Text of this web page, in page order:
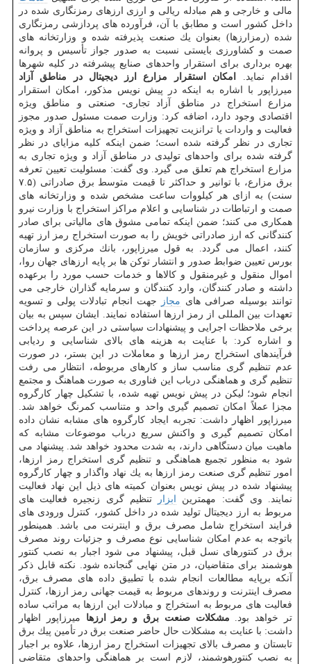
مالی و خارجی و هم مبادله ریالی و ارزی ارزهای رمزنگاری شده در
داخل كشور است و مطابق با آن، فرآورده های پردازشی رمزنگاری
شده (رمزارزها) بعنوان یك صنعت پذیرفته شده و وزارتخانه های
صمت و كشاورزی بایستی نسبت به صدور جواز تأسیس و پروانه
بهره برداری برای استقرار واحدهای صنایع پیشرفته در كلیه شهرها
اقدام نماید.
امكان استقرار مزارع ارز دیجیتال در مناطق آزاد
میرزاپور با اشاره به اینكه در پیش نویس مذكور، امكان استقرار
مزارع استخراج در مناطق آزاد تجاری- صنعتی و مناطق ویژه
اقتصادی وجود دارد، اضافه كرد: وزارت صمت مسئول صدور مجوز
فعالیت و واردات یا ترانزیت تجهیزات استخراج به مناطق آزاد و ویژه
تجاری در نظر گرفته شده است؛ ضمن اینكه كلیه مزایای در نظر
گرفته شده برای واحدهای تولیدی در مناطق آزاد و ویژه تجاری به
مزارع استخراج هم تعلق می گیرد. وی گفت: مسئولیت تعیین تعرفه
برق مزارع، با توانیر و حداكثر تا قیمت متوسط برق صادراتی (۷.۵
سنت) به ازای هر كیلووات ساعت مشخص شده و وزارتخانه های
صمت و ارتباطات در شناسایی و اعلام مراكز استخراج با وزارت نیرو
همكاری می كنند؛ ضمن اینكه تمامی مشوق های مالیاتی برای صادر
كنندگانی كه ارز صادراتی خویش را به صورت استخراج رمز ارز تهیه
كنند، اعمال می گردد. به قول میرزاپور، بانك مركزی و سازمان
بورس تعیین ضوابط صدور و انتشار توكن ها بر پایه ارزهای جهان روا،
اموال منقول و غیرمنقول و كالاها و خدمات حسب مورد را برعهده
داشته و صادر كنندگان، وارد كنندگان و سرمایه گذاران خارجی می
توانند بوسیله صرافی های مجاز
جهت انجام تبادلات پولی و تسویه
تعهدات بین المللی از رمز ارزها استفاده نمایند. ایشان سپس به بیان
برخی ملاحظات اجرایی و پیشنهادات سیاستی در این عرصه پرداخت
و اشاره كرد: با عنایت به هزینه های بالای شناسایی و ردیابی
فرآیندهای استخراج رمز ارزها و معاملات در این بستر، در صورت
عدم تنظیم گری مناسب ساز و كارهای مربوطه، انتظار می رفت
تنظیم گری و هماهنگی درباب این فناوری به صورت هماهنگ و مجتمع
انجام شود؛ لیكن در پیش نویس تهیه شده، با تشكیل چهار كارگروه
مجزا عملاً امكان تصمیم گیری واحد و متناسب كمرنگ خواهد شد.
میرزاپور اظهار داشت: تجربه ایجاد كارگروه های مشابه نشان داده
امكان تصمیم گیری و واكنش سریع درباب موضوعات مشابه كه
ماهیت میان دستگاهی دارند، به شدت محدود خواهد شد. پیشنهاد می
شود به منظور تجمیع هماهنگی و تنظیم گری استخراج رمز ارزها،
امور تنظیم گری صنعت رمز ارزها به یك نهاد واگذار و چهار كارگروه
پیشنهاد شده در پیش نویس بعنوان كمیته های ذیل این نهاد فعالیت
نمایند. وی گفت: مهمترین
ابزار
تنظیم گری زنجیره فعالیت های
مربوط به ارز دیجیتال تولید شده در داخل كشور، كنترل ورودی های
فرایند استخراج شامل مصرف برق و اینترنت می باشد. همینطور
باتوجه به عدم امكان شناسایی نوع مصرف و جزئیات روند مصرف
برق در كنتورهای نسل قبل، پیشنهاد می شود اجبار به نصب كنتور
هوشمند برای متقاضیان، در متن نهایی گنجانده شود. نكته قابل ذكر
آنكه برپایه مطالعات انجام شده با تطبیق داده های مصرف برق،
مصرف اینترنت و روندهای مربوط به قیمت جهانی رمز ارزها، كنترل
فعالیت های مربوط به استخراج و مبادلات این ارزها به مراتب ساده
تر خواهد بود. مشكلات صنعت برق و رمز ارزها میرزاپور اظهار
داشت: با عنایت به مشكلات حال حاضر صنعت برق در تأمین پیك برق
تابستان و مصرف بالای تجهیزات استخراج رمز ارزها، علاوه بر اجبار
به نصب كنتورهوشمند، لازم است بر هماهنگی واحدهای متقاضی